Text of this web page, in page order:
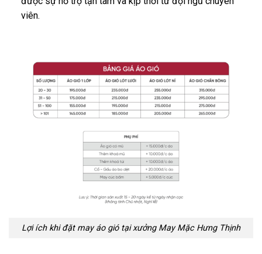
viên.
Lợi ích khi đặt may áo gió tại xưởng May Mặc Hưng Thịnh